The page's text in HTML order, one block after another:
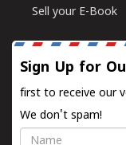
Sell your E-Book
Sign Up for
first to receive our
We don't spam!
Name